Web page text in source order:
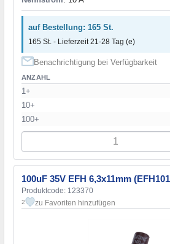
auf Bestellung: 165 St.
165 St. - Lieferzeit 21-28 Tag (e)
Benachrichtigung bei Verfügbarkeit
ANZAHL
1+
10+
100+
100uF 35V EFH 6,3x11mm
Produktcode: 123370
2 zu Favoriten hinzufügen